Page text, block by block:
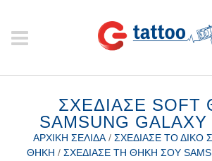
ΣΧΕΔΊΑΣΕ SOFT
SAMSUNG
ΑΡΧΙΚΉ ΣΕΛΊΔΑ / ΣΧΕΔΊΑΣΕ ΤΟ ΔΙΚΌ
ΘΉΚΗ / ΣΧΕΔΊΑΣΕ ΤΗ ΘΉΚΗ ΣΟΥ